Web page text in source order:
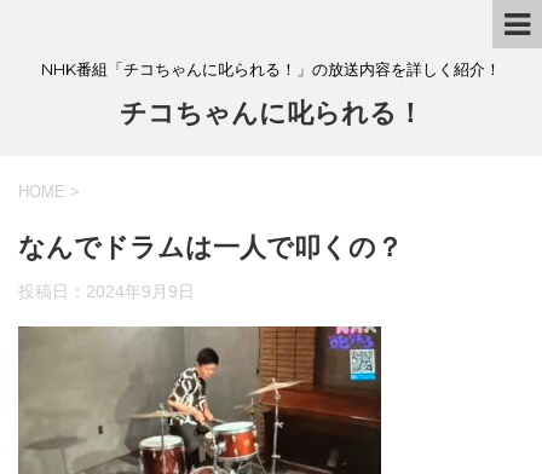
NHK番組「チコちゃんに叱られる！」の放送内容を詳しく紹介！
チコちゃんに叱られる！
HOME >
なんでドラムは一人で叩くの？
投稿日： 2024年9月9日